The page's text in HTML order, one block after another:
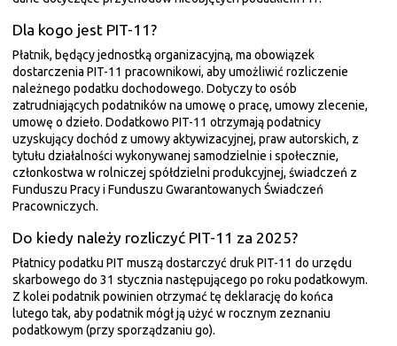
Dla kogo jest PIT-11?
Płatnik, będący jednostką organizacyjną, ma obowiązek
dostarczenia PIT-11 pracownikowi, aby umożliwić rozliczenie
należnego podatku dochodowego. Dotyczy to osób
zatrudniających podatników na umowę o pracę, umowy zlecenie,
umowę o dzieło. Dodatkowo PIT-11 otrzymają podatnicy
uzyskujący dochód z umowy aktywizacyjnej, praw autorskich, z
tytułu działalności wykonywanej samodzielnie i społecznie,
członkostwa w rolniczej spółdzielni produkcyjnej, świadczeń z
Funduszu Pracy i Funduszu Gwarantowanych Świadczeń
Pracowniczych.
Do kiedy należy rozliczyć PIT-11 za 2025?
Płatnicy podatku PIT muszą dostarczyć druk PIT-11 do urzędu
skarbowego do 31 stycznia następującego po roku podatkowym.
Z kolei podatnik powinien otrzymać tę deklarację do końca
lutego tak, aby podatnik mógł ją użyć w rocznym zeznaniu
podatkowym (przy sporządzaniu go).